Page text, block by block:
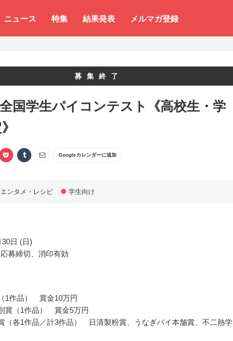
ニュース 特集 結果発表 メルマガ登録
募集終了
国学生パイコンテスト《高校生・学
Googleカレンダーに追加
ンタメ・レシピ 学生向け
30日 (日)
募締切、消印有効
1作品） 賞金10万円
賞（1作品） 賞金5万円
（各1作品／計3作品） 日清製粉賞、うなぎパイ本舗賞、不二熱学